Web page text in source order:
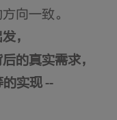
向一致。
，
的真实需求，
实现 --